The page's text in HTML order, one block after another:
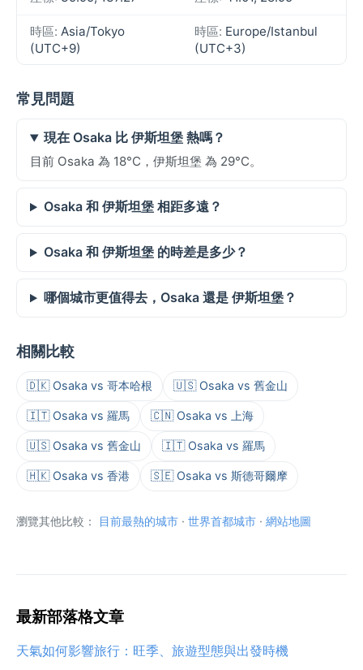
時區: Asia/Tokyo
(UTC+9)
時區: Europe/Istanbul
(UTC+3)
常見問題
現在 Osaka 比 伊斯坦堡 熱嗎？
目前 Osaka 為 18°C，伊斯坦堡 為 29°C。
Osaka 和 伊斯坦堡 相距多遠？
Osaka 和 伊斯坦堡 的時差是多少？
哪個城市更值得去，Osaka 還是 伊斯坦堡？
相關比較
🇩🇰 Osaka vs 哥本哈根 🇺🇸 Osaka vs 舊金山
🇮🇹 Osaka vs 羅馬 🇨🇳 Osaka vs 上海
🇺🇸 Osaka vs 舊金山 🇮🇹 Osaka vs 羅馬
🇭🇰 Osaka vs 香港 🇸🇪 Osaka vs 斯德哥爾摩
瀏覽其他比較： 目前最熱的城市 · 世界首都城市 · 網站地圖
最新部落格文章
天氣如何影響旅行：旺季、旅遊型態與出發時機